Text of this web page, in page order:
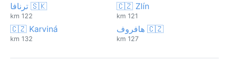
🇨🇿 Zlín
121 km
🇸🇰 ترنافا
122 km
🇨🇿 هافروف
127 km
🇨🇿 Karviná
132 km